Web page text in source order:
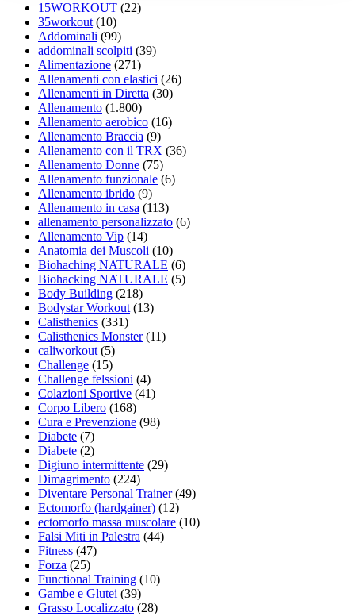
15WORKOUT (22)
35workout(10)
Addominali (99)
addominali scolpiti (39)
Alimentazione (271)
Allenamenti con elastici (26)
Allenamenti in Diretta (30)
Allenamento (1.800)
Allenamento aerobico (16)
Allenamento Braccia (9)
Allenamento con il TRX (36)
Allenamento Donne (75)
Allenamento funzionale (6)
Allenamento ibrido (9)
Allenamento in casa (113)
allenamento personalizzato (6)
Allenamento Vip (14)
Anatomia dei Muscoli (10)
Biohaching NATURALE (6)
Biohacking NATURALE (5)
Body Building (218)
Bodystar Workout(13)
Calisthenics (331)
Calisthenics Monster(11)
caliworkout(5)
Challenge (15)
Challenge felssioni (4)
Colazioni Sportive (41)
Corpo Libero (168)
Cura e Prevenzione (98)
Diabete (7)
Diabete (2)
Digiuno intermittente (29)
Dimagrimento (224)
Diventare Personal Trainer(49)
Ectomorfo (hardgainer) (12)
ectomorfo massa muscolare (10)
Falsi Miti in Palestra (44)
Fitness (47)
Forza (25)
Functional Training (10)
Gambe e Glutei (39)
Grasso Localizzato (28)